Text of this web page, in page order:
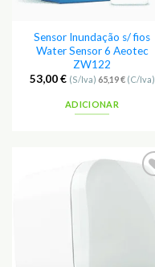
Sensor Inundação s/ fios
Water Sensor 6 Aeotec
ZW122
53,00€ (S/Iva) 65,19€(C/Iva)
ADICIONAR